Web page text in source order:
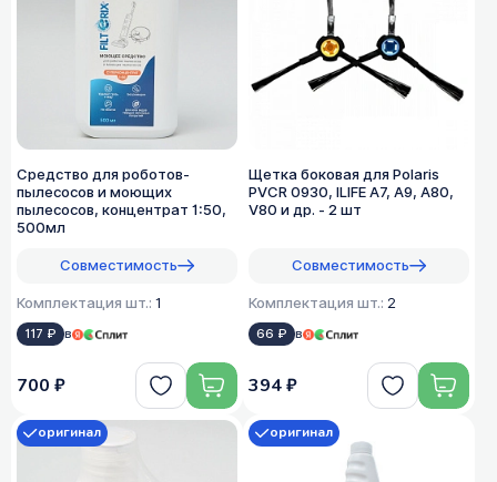
Средство для роботов-
пылесосов и моющих
пылесосов, концентрат 1:50,
500мл
Совместимость
Комплектация шт.: 1
117 ₽ в
700 ₽
Щетка боковая для Polaris
PVCR 0930, ILIFE A7, A9, A80,
V80 и др. - 2 шт
Совместимость
Комплектация шт.: 2
66 ₽ в
394 ₽
оригинал оригинал